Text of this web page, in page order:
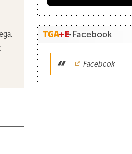
Facebook
Facebook